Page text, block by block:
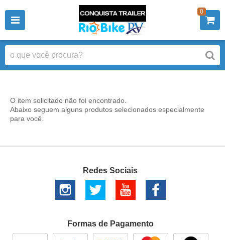
0
O item solicitado não foi encontrado.
Abaixo seguem alguns produtos selecionados especialmente
para você.
Redes Sociais
Formas de Pagamento